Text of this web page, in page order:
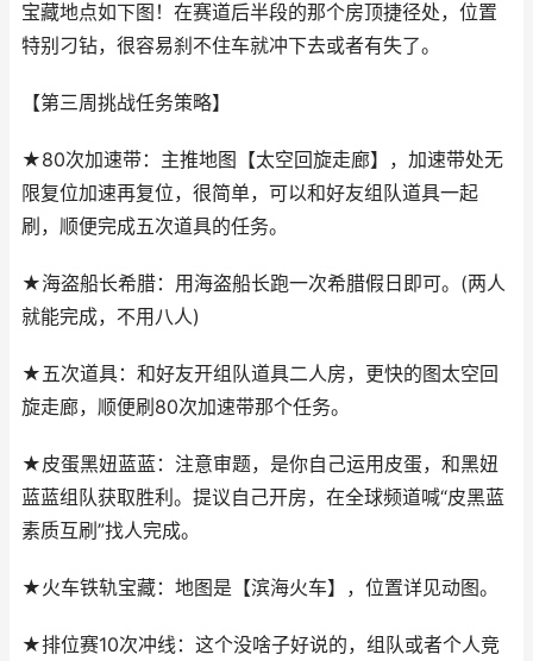
宝藏地点如下图！在赛道后半段的那个房顶捷径处，位置
特别刁钻，很容易刹不住车就冲下去或者有失了。
【第三周挑战任务策略】
★80次加速带：主推地图【太空回旋走廊】，加速带处无
限复位加速再复位，很简单，可以和好友组队道具一起
刷，顺便完成五次道具的任务。
★海盗船长希腊：用海盗船长跑一次希腊假日即可。(两人
就能完成，不用八人)
★五次道具：和好友开组队道具二人房，更快的图太空回
旋走廊，顺便刷80次加速带那个任务。
★皮蛋黑妞蓝蓝：注意审题，是你自己运用皮蛋，和黑妞
蓝蓝组队获取胜利。提议自己开房，在全球频道喊“皮黑蓝
素质互刷”找人完成。
★火车铁轨宝藏：地图是【滨海火车】，位置详见动图。
★排位赛10次冲线：这个没啥子好说的，组队或者个人竞